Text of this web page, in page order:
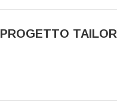
PROGETTO TAILOR